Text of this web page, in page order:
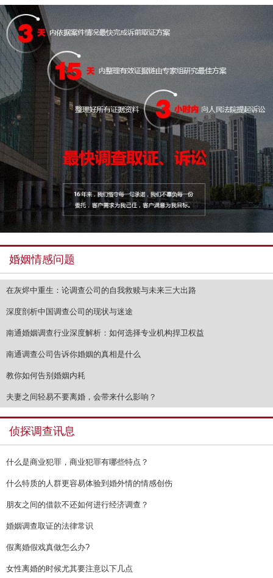
婚姻情感问题
在灰烬中重生：论调查公司的自我救赎与未来三大出路
深度剖析中国调查公司的现状与迷途
南通婚姻调查行业深度解析：如何选择专业机构捍卫权益
南通调查公司告诉你婚姻的真相是什么
教你如何告别婚姻内耗
夫妻之间轻易不要离婚，会带来什么影响？
侦探调查讯息
什么是商业犯罪，商业犯罪有哪些特点？
什么特质的人群更容易体验到婚外情的情感创伤
朋友之间的借款不还如何进行经济调查？
婚姻调查取证的法律常识
假离婚假戏真做怎么办?
女性离婚的时候尤其要注意以下几点